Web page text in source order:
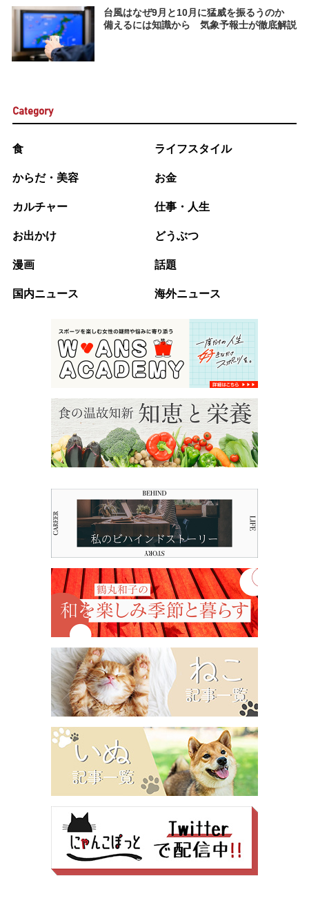
台風はなぜ9月と10月に猛威を振るうのか
備えるには知識から 気象予報士が徹底解説
Category
食 ライフスタイル
からだ・美容 お金
カルチャー 仕事・人生
お出かけ どうぶつ
漫画 話題
国内ニュース 海外ニュース